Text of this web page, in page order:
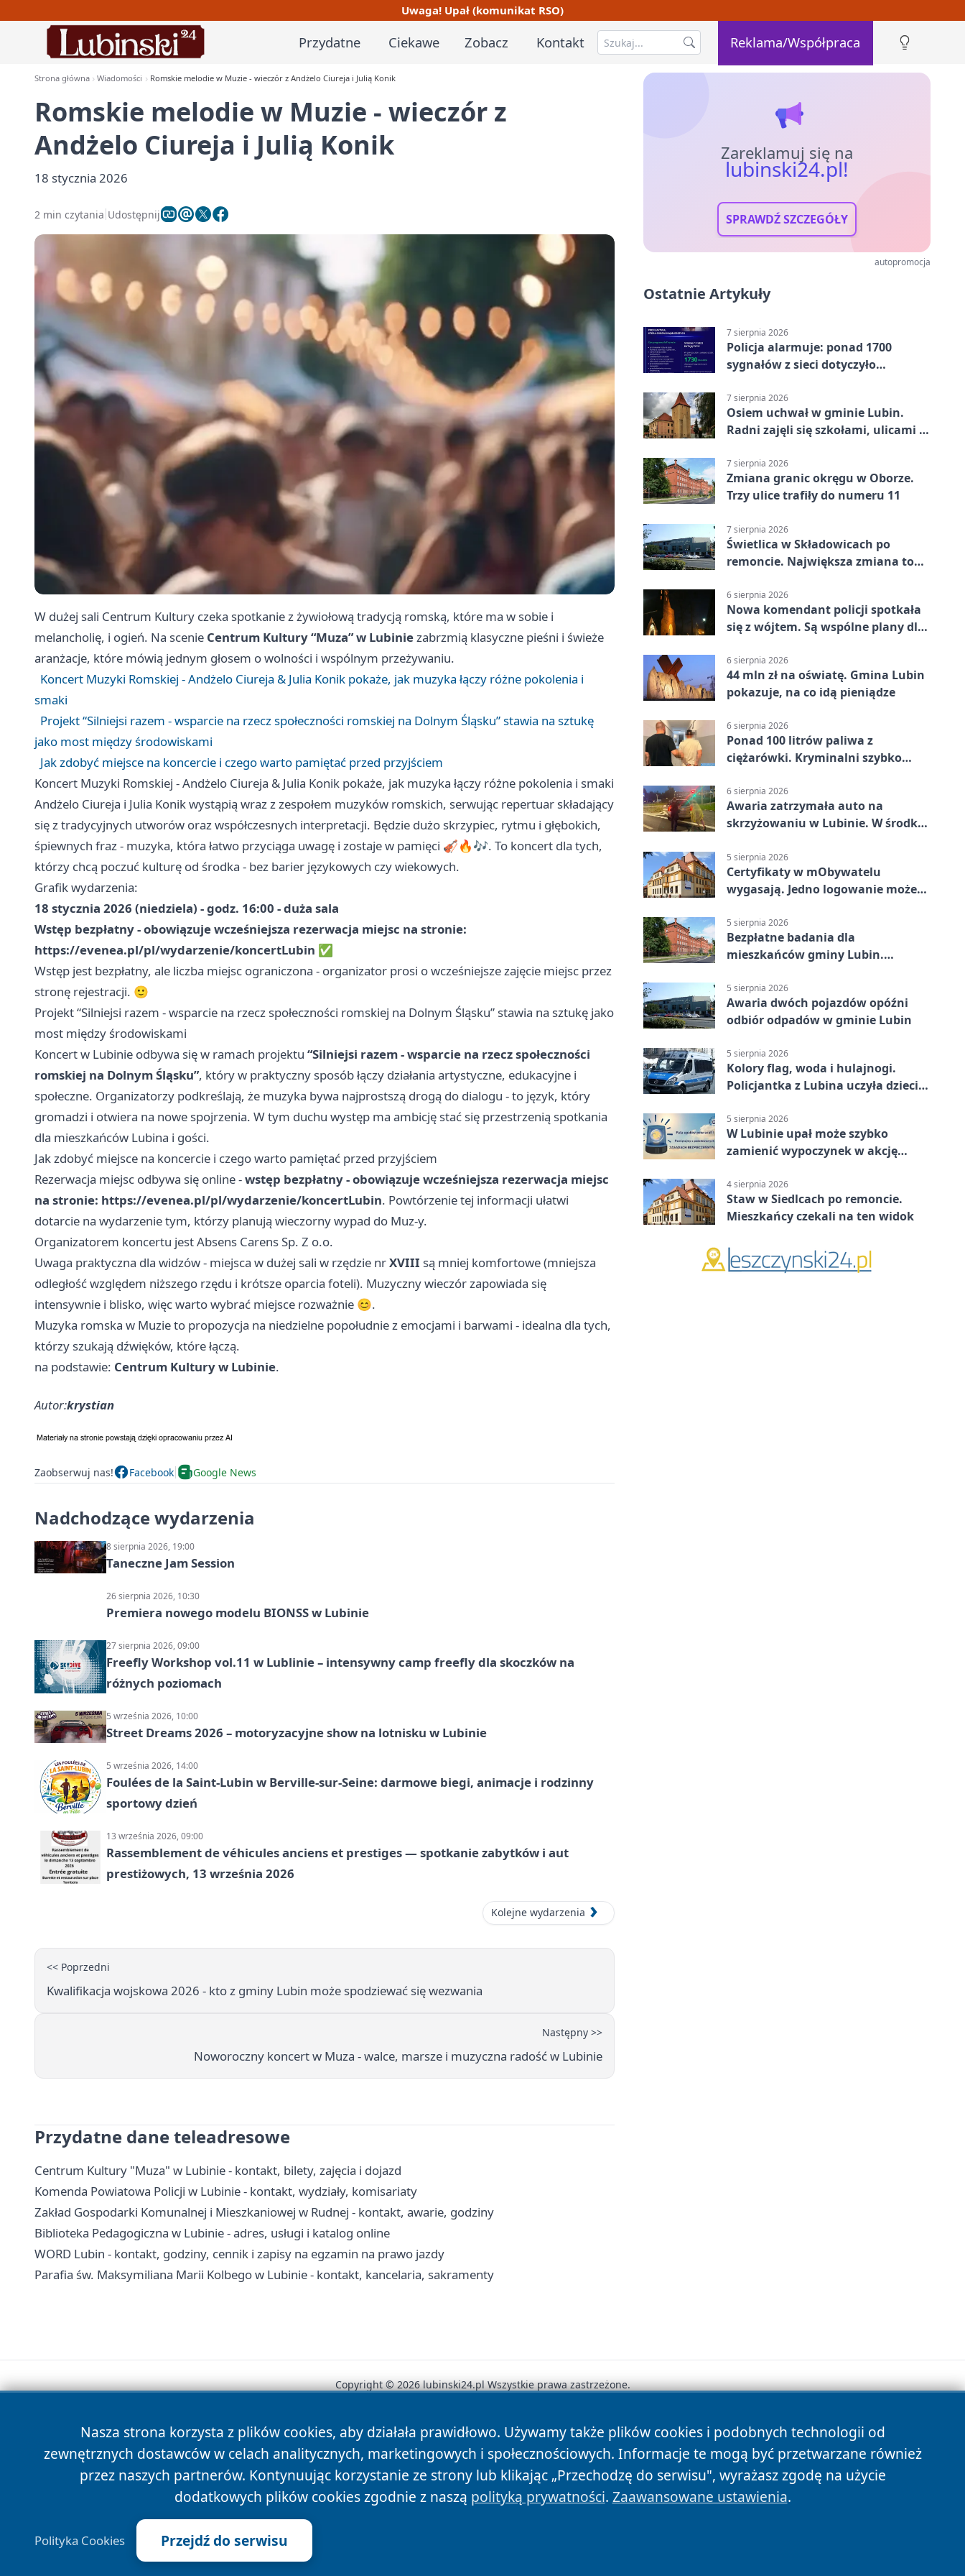
Uwaga! Upał (komunikat RSO)
Przydatne Ciekawe Zobacz Kontakt Reklama/Współpraca
Strona główna Wiadomości Romskie melodie w Muzie - wieczór z Andżelo Ciureja i Julią Konik
Romskie melodie w Muzie - wieczór z
Andżelo Ciureja i Julią Konik
18 stycznia 2026
2 min czytania Udostępnij
W dużej sali Centrum Kultury czeka spotkanie z żywiołową tradycją romską, które ma w sobie i
melancholię, i ogień. Na scenie Centrum Kultury “Muza” w Lubiniezabrzmią klasyczne pieśni i świeże
aranżacje, które mówią jednym głosem o wolności i wspólnym przeżywaniu.
Koncert Muzyki Romskiej - Andżelo Ciureja & Julia Konik pokaże, jak muzyka łączy różne pokolenia i
smaki
Projekt “Silniejsi razem - wsparcie na rzecz społeczności romskiej na Dolnym Śląsku” stawia na sztukę
jako most między środowiskami
Jak zdobyć miejsce na koncercie i czego warto pamiętać przed przyjściem
Koncert Muzyki Romskiej - Andżelo Ciureja & Julia Konik pokaże, jak muzyka łączy różne pokolenia i smaki
Andżelo Ciureja i Julia Konik wystąpią wraz z zespołem muzyków romskich, serwując repertuar składający
się z tradycyjnych utworów oraz współczesnych interpretacji. Będzie dużo skrzypiec, rytmu i głębokich,
śpiewnych fraz - muzyka, która łatwo przyciąga uwagę i zostaje w pamięci 🎻🔥🎶. To koncert dla tych,
którzy chcą poczuć kulturę od środka - bez barier językowych czy wiekowych.
Grafik wydarzenia:
18 stycznia 2026 (niedziela) - godz. 16:00 - duża sala
Wstęp bezpłatny - obowiązuje wcześniejsza rezerwacja miejsc na stronie:
https://evenea.pl/pl/wydarzenie/koncertLubin ✅
Wstęp jest bezpłatny, ale liczba miejsc ograniczona - organizator prosi o wcześniejsze zajęcie miejsc przez
stronę rejestracji. 🙂
Projekt “Silniejsi razem - wsparcie na rzecz społeczności romskiej na Dolnym Śląsku” stawia na sztukę jako
most między środowiskami
Koncert w Lubinie odbywa się w ramach projektu “Silniejsi razem - wsparcie na rzecz społeczności
romskiej na Dolnym Śląsku”, który w praktyczny sposób łączy działania artystyczne, edukacyjne i
społeczne. Organizatorzy podkreślają, że muzyka bywa najprostszą drogą do dialogu - to język, który
gromadzi i otwiera na nowe spojrzenia. W tym duchu występ ma ambicję stać się przestrzenią spotkania
dla mieszkańców Lubina i gości.
Jak zdobyć miejsce na koncercie i czego warto pamiętać przed przyjściem
Rezerwacja miejsc odbywa się online -wstęp bezpłatny - obowiązuje wcześniejsza rezerwacja miejsc
na stronie: https://evenea.pl/pl/wydarzenie/koncertLubin. Powtórzenie tej informacji ułatwi
dotarcie na wydarzenie tym, którzy planują wieczorny wypad do Muz-y.
Organizatorem koncertu jest Absens Carens Sp. Z o.o.
Uwaga praktyczna dla widzów - miejsca w dużej sali w rzędzie nrXVIII są mniej komfortowe (mniejsza
odległość względem niższego rzędu i krótsze oparcia foteli). Muzyczny wieczór zapowiada się
intensywnie i blisko, więc warto wybrać miejsce rozważnie 😊.
Muzyka romska w Muzie to propozycja na niedzielne popołudnie z emocjami i barwami - idealna dla tych,
którzy szukają dźwięków, które łączą.
na podstawie: Centrum Kultury w Lubinie.
Autor:krystian
Zaobserwuj nas! Facebook Google News
Nadchodzące wydarzenia
8 sierpnia 2026, 19:00
Taneczne Jam Session
26 sierpnia 2026, 10:30
Premiera nowego modelu BIONSS w Lubinie
27 sierpnia 2026, 09:00
Freefly Workshop vol.11 w Lublinie – intensywny camp freefly dla skoczków na
różnych poziomach
5 września 2026, 10:00
Street Dreams 2026 – motoryzacyjne show na lotnisku w Lubinie
5 września 2026, 14:00
Foulées de la Saint-Lubin w Berville-sur-Seine: darmowe biegi, animacje i rodzinny
sportowy dzień
13 września 2026, 09:00
Rassemblement de véhicules anciens et prestiges — spotkanie zabytków i aut
prestiżowych, 13 września 2026
Kolejne wydarzenia
<< Poprzedni
Kwalifikacja wojskowa 2026 - kto z gminy Lubin może spodziewać się wezwania
Następny >>
Noworoczny koncert w Muza - walce, marsze i muzyczna radość w Lubinie
Przydatne dane teleadresowe
Centrum Kultury "Muza" w Lubinie - kontakt, bilety, zajęcia i dojazd
Komenda Powiatowa Policji w Lubinie - kontakt, wydziały, komisariaty
Zakład Gospodarki Komunalnej i Mieszkaniowej w Rudnej - kontakt, awarie, godziny
Biblioteka Pedagogiczna w Lubinie - adres, usługi i katalog online
WORD Lubin - kontakt, godziny, cennik i zapisy na egzamin na prawo jazdy
Parafia św. Maksymiliana Marii Kolbego w Lubinie - kontakt, kancelaria, sakramenty
Zareklamuj się na
lubinski24.pl!
SPRAWDŹ SZCZEGÓŁY
autopromocja
Ostatnie Artykuły
7 sierpnia 2026
Policja alarmuje: ponad 1700
sygnałów z sieci dotyczyło
7 sierpnia 2026
Osiem uchwał w gminie Lubin.
Radni zajęli się szkołami, ulicami i
7 sierpnia 2026
Zmiana granic okręgu w Oborze.
Trzy ulice trafiły do numeru 11
7 sierpnia 2026
Świetlica w Składowicach po
remoncie. Największa zmiana to
6 sierpnia 2026
Nowa komendant policji spotkała
się z wójtem. Są wspólne plany dla
6 sierpnia 2026
44 mln zł na oświatę. Gmina Lubin
pokazuje, na co idą pieniądze
6 sierpnia 2026
Ponad 100 litrów paliwa z
ciężarówki. Kryminalni szybko
6 sierpnia 2026
Awaria zatrzymała auto na
skrzyżowaniu w Lubinie. W środku
5 sierpnia 2026
Certyfikaty w mObywatelu
wygasają. Jedno logowanie może
5 sierpnia 2026
Bezpłatne badania dla
mieszkańców gminy Lubin.
5 sierpnia 2026
Awaria dwóch pojazdów opóźni
odbiór odpadów w gminie Lubin
5 sierpnia 2026
Kolory flag, woda i hulajnogi.
Policjantka z Lubina uczyła dzieci
5 sierpnia 2026
W Lubinie upał może szybko
zamienić wypoczynek w akcję
4 sierpnia 2026
Staw w Siedlcach po remoncie.
Mieszkańcy czekali na ten widok
Nasza strona korzysta z plików cookies, aby działała prawidłowo. Używamy także plików cookies i podobnych technologii od
zewnętrznych dostawców w celach analitycznych, marketingowych i społecznościowych. Informacje te mogą być przetwarzane również
przez naszych partnerów. Kontynuując korzystanie ze strony lub klikając „Przechodzę do serwisu", wyrażasz zgodę na użycie
dodatkowych plików cookies zgodnie z naszą polityką prywatności. Zaawansowane ustawienia.
Polityka Cookies Przejdź do serwisu
Copyright © 2026 lubinski24.pl Wszystkie prawa zastrzeżone.
News Autorzy Polityka Prywatności Polityka Cookies